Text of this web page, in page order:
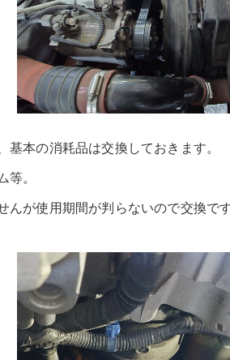
本の消耗品は交換しておきます。
等。
が使用期間が判らないので交換です